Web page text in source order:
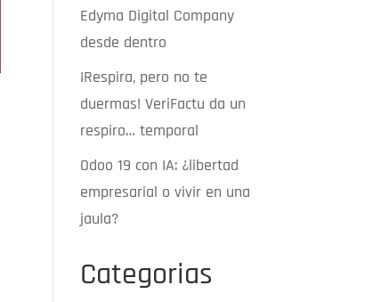
Edyma Digital Company
desde dentro
¡Respira, pero no te
duermas! VeriFactu da un
respiro… temporal
Odoo 19 con IA: ¿libertad
empresarial o vivir en una
jaula?
Categorias